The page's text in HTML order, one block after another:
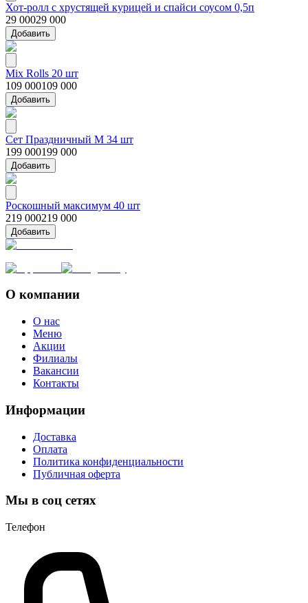
Хот-ролл с хрустящей курицей и спайси соусом 0,5п
29 00029 000
Добавить
Mix Rolls 20 шт
109 000109 000
Добавить
Сет Праздничный М 34 шт
199 000199 000
Добавить
Роскошный максимум 40 шт
219 000219 000
Добавить
О компании
О нас
Меню
Акции
Филиалы
Вакансии
Контакты
Информации
Доставка
Оплата
Политика конфиденциальности
Публичная оферта
Мы в соц сетях
Телефон